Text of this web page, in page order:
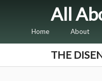
All
Home About
THE